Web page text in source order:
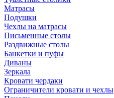
Матрасы
Подушки
Чехлы на матрасы
Письменные столы
Раздвижные столы
Банкетки и пуфы
Диваны
Зеркала
Кровати чердаки
Ограничители кровати и чехлы